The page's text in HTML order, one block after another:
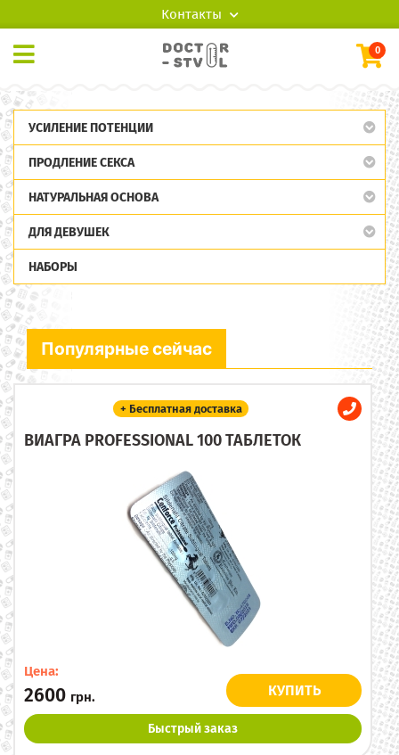
Контакты
0
УСИЛЕНИЕ ПОТЕНЦИИ
ПРОДЛЕНИЕ СЕКСА
НАТУРАЛЬНАЯ ОСНОВА
ДЛЯ ДЕВУШЕК
НАБОРЫ
Популярные сейчас
+ Бесплатная доставка
ВИАГРА PROFESSIONAL 100 ТАБЛЕТОК
Цена:
2600 грн. КУПИТЬ
Быстрый заказ